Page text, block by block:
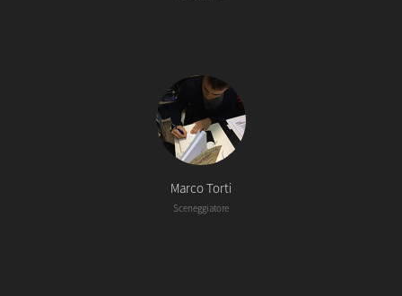
Marco Torti
Sceneggiatore